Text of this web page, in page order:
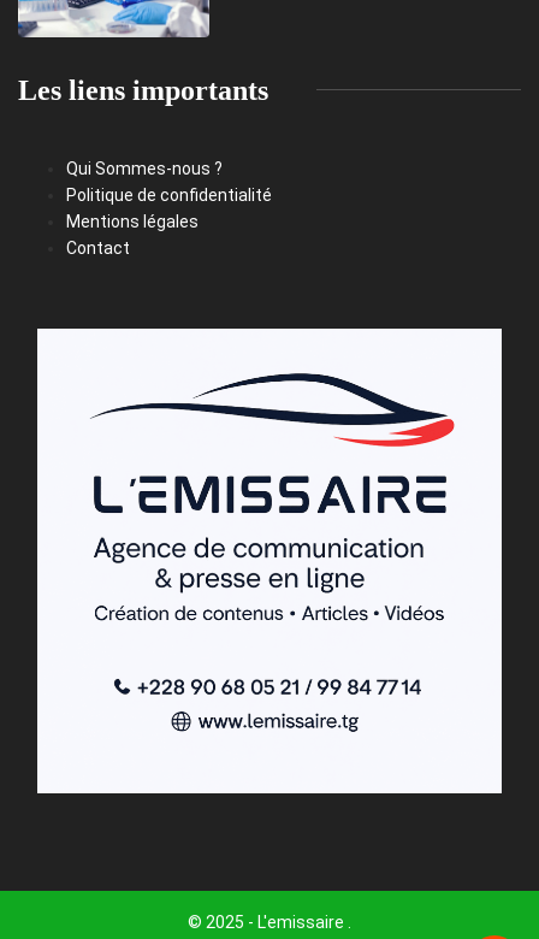
Les liens importants
Qui Sommes-nous ?
Politique de confidentialité
Mentions légales
Contact
© 2025 - L'emissaire .